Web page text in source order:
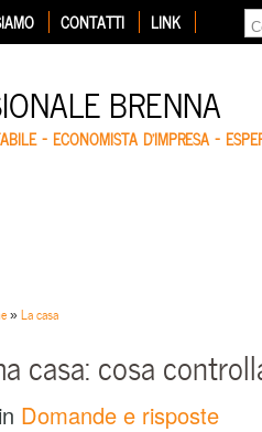
CONTATTI LINK
BRENNA
– ECONOMISTA D'IMPRESA –
»La casa
casa: cosa
in Domande e risposte